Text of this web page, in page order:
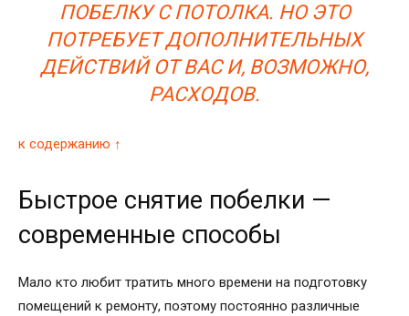
ПОБЕЛКУ С ПОТОЛКА. НО ЭТО
ПОТРЕБУЕТ ДОПОЛНИТЕЛЬНЫХ
ДЕЙСТВИЙ ОТ ВАС И, ВОЗМОЖНО,
РАСХОДОВ.
к содержанию ↑
Быстрое снятие побелки —
современные способы
Мало кто любит тратить много времени на подготовку
помещений к ремонту, поэтому постоянно различные